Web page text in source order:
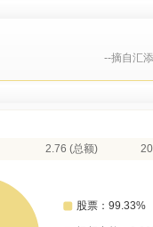
--摘自汇
2.76 (总额)